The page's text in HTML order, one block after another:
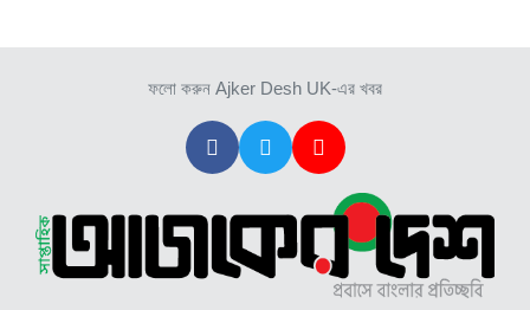
ফলো করুন Ajker Desh UK-এর খবর